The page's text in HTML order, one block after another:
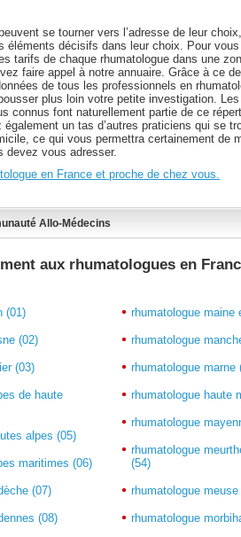
se tourner vers l’adresse de leur
éléments décisifs dans leur choix. Pour
tarifs de chaque rhumatologue dans une
faire appel à notre annuaire. Grâce à ce
de tous les professionnels en
plus loin votre petite investigation. Les
connus font naturellement partie de ce
un tas d’autres praticiens qui se
ce qui vous permettra certainement de
devez vous adresser.
en France et proche de chez vous.
Allo-Médecins
aux rhumatologues en
(01)
(02)
(03)
de haute
alpes (05)
maritimes (06)
(07)
(08)
rhumatologue maine
rhumatologue
rhumatologue marne
rhumatologue haute
rhumatologue
rhumatologue
(54)
rhumatologue meuse
rhumatologue